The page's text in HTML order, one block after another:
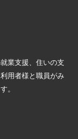
業支援、住いの支
用者様と職員がみ
。